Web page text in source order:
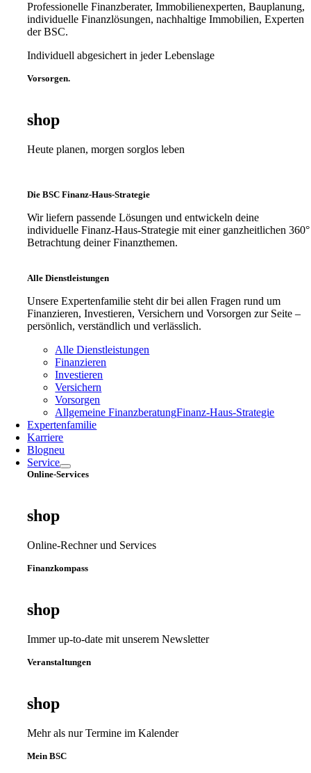
Professionelle Finanzberater, Immobilienexperten, Bauplanung,
individuelle Finanzlösungen, nachhaltige Immobilien, Experten
der BSC.
Individuell abgesichert in jeder Lebenslage
Vorsorgen.
shop
Heute planen, morgen sorglos leben
Die BSC Finanz-Haus-Strategie
Wir liefern passende Lösungen und entwickeln deine
individuelle Finanz-Haus-Strategie mit einer ganzheitlichen 360°
Betrachtung deiner Finanzthemen.
Alle Dienstleistungen
Unsere Expertenfamilie steht dir bei allen Fragen rund um
Finanzieren, Investieren, Versichern und Vorsorgen zur Seite –
persönlich, verständlich und verlässlich.
Alle Dienstleistungen
Finanzieren
Investieren
Versichern
Vorsorgen
Allgemeine FinanzberatungFinanz‑Haus‑Strategie
Expertenfamilie
Karriere
Blogneu
Service
Online-Services
shop
Online-Rechner und Services
Finanzkompass
shop
Immer up-to-date mit unserem Newsletter
Veranstaltungen
shop
Mehr als nur Termine im Kalender
Mein BSC